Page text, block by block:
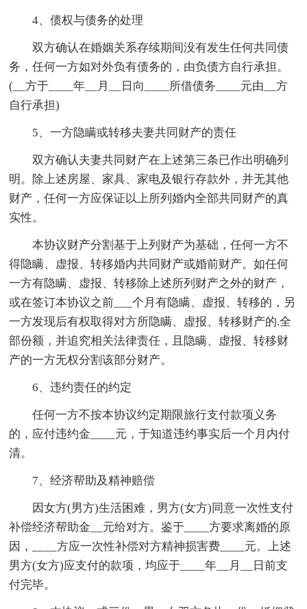
4、债权与债务的处理
双方确认在婚姻关系存续期间没有发生任何共同债
务，任何一方如对外负有债务的，由负债方自行承担。
(__方于____年__月__日向____所借债务____元由__方
自行承担)
5、一方隐瞒或转移夫妻共同财产的责任
双方确认夫妻共同财产在上述第三条已作出明确列
明。除上述房屋、家具、家电及银行存款外，并无其他
财产，任何一方应保证以上所列婚内全部共同财产的真
实性。
本协议财产分割基于上列财产为基础，任何一方不
得隐瞒、虚报、转移婚内共同财产或婚前财产。如任何
一方有隐瞒、虚报、转移除上述所列财产之外的财产，
或在签订本协议之前___个月有隐瞒、虚报、转移的，另
一方发现后有权取得对方所隐瞒、虚报、转移财产的.全
部份额，并追究相关法律责任，且隐瞒、虚报、转移财
产的一方无权分割该部分财产。
6、违约责任的约定
任何一方不按本协议约定期限旅行支付款项义务
的，应付违约金____元，于知道违约事实后一个月内付
清。
7、经济帮助及精神赔偿
因女方(男方)生活困难，男方(女方)同意一次性支付
补偿经济帮助金__元给对方。鉴于____方要求离婚的原
因，____方应一次性补偿对方精神损害费____元。上述
男方(女方)应支付的款项，均应于____年__月__日前支
付完毕。